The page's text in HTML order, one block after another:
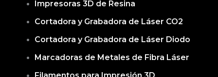
Impresoras 3D de Resina
Cortadora y Grabadora de Láser CO2
Cortadora y Grabadora de Láser Diodo
Marcadoras de Metales de Fibra Láser